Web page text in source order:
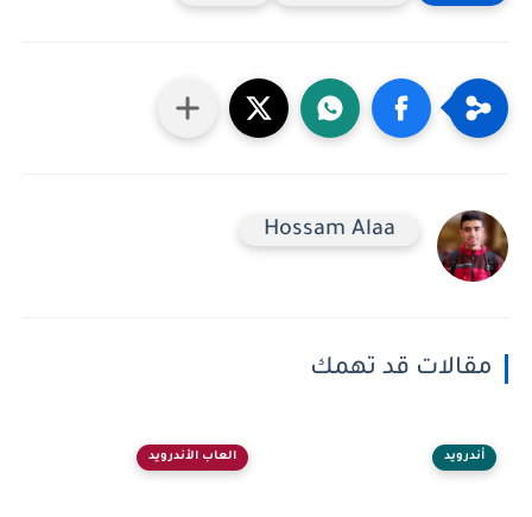
Hossam Alaa
مقالات قد تهمك
أندرويد العاب الأندرويد